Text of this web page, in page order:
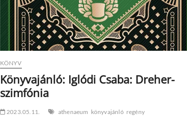
KÖNYV
Könyvajánló: Iglódi Csaba: Dreher-
szimfónia
2023.05.11. athenaeum könyvajánló regény